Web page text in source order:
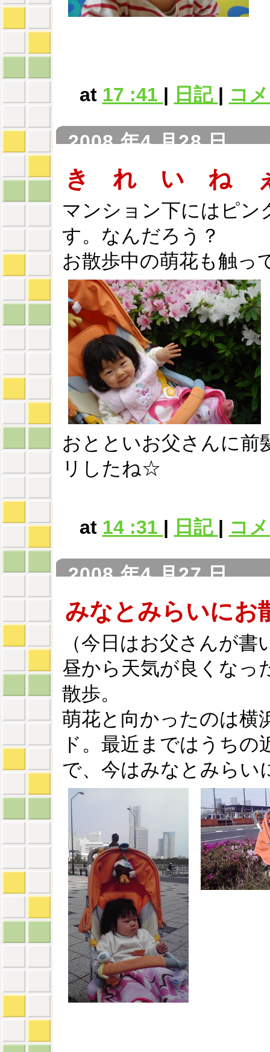
at 17 :41 | 日記 | コ
2008 年4 月28 日
き れ い ね
マンション下にはピン
す。なんだろう？
お散歩中の萌花も触っ
おとといお父さんに前
リしたね☆
at 14 :31 | 日記 | コ
2008 年4 月27 日
みなとみらいに
（今日はお父さんが書
昼から天気が良くなっ
散歩。
萌花と向かったのは横
ド。最近まではうち
で、今はみなとみらい